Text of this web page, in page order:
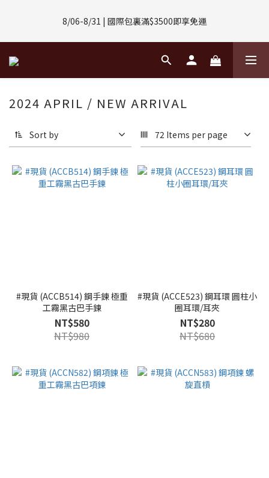
(數量有限售完不補)
8/06-8/31 | 國際包裏滿$3500即享免運
8/08-8/10 | 全館任選3件 贈 $188購物金
8/01-8/31 | 任選2件CUBOX正價商品 贈【威靈頓 / 波士頓墨鏡】
2024 APRIL / NEW ARRIVAL
Sort by 72 Items per page
#現貨 (ACCB514) 鋼手鍊 極重
工霧黑古巴手鍊
NT$580
NT$980
#現貨 (ACCE523) 鋼耳環 圓柱小
圈耳環/耳夾
NT$280
NT$680